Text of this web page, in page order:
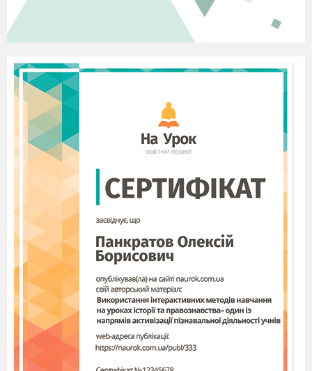
- Хто керував Московським царством до повноліття
- Хто замінив Боярську думу ? ( Сенат
)
- Хто запровадив паперові гроші ? ( Катерина ІІ )
- Хто проголосив Катерину ІІ імператрицею ? ( гвардія )
5. Розставте фотографії імператорів в послідовності
престолонаслідування в Росії XVIII ст.
Катерина І, Єлизавета, Катерина ІІ, Павло І.
Запитання
«Яке значення
мали для Росії перетворення, здійснені
Петром І та Катериною ІІ ?»
Відповідь учнів:перетворення здійснені Петром І і
Катериною ІІ залишили після себе Російську імперію,
що перетворилася на одну з наймогутніших держав
світу, однак усі зміни ґрунтувалися на нещадній
експлуатації власного населення й панування
кріпацтва.
ІІІ Мотивація навчальної діяльності
Вступне слово вчителя
Вчитель свою розповідь здійснює за допомогою карти,